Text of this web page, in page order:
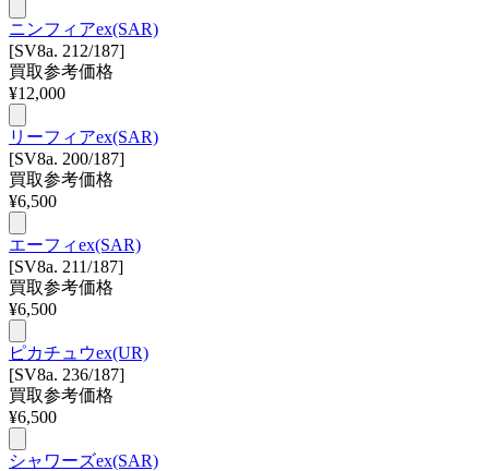
ニンフィアex(SAR)
[SV8a. 212/187]
買取参考価格
¥12,000
リーフィアex(SAR)
[SV8a. 200/187]
買取参考価格
¥6,500
エーフィex(SAR)
[SV8a. 211/187]
買取参考価格
¥6,500
ピカチュウex(UR)
[SV8a. 236/187]
買取参考価格
¥6,500
シャワーズex(SAR)